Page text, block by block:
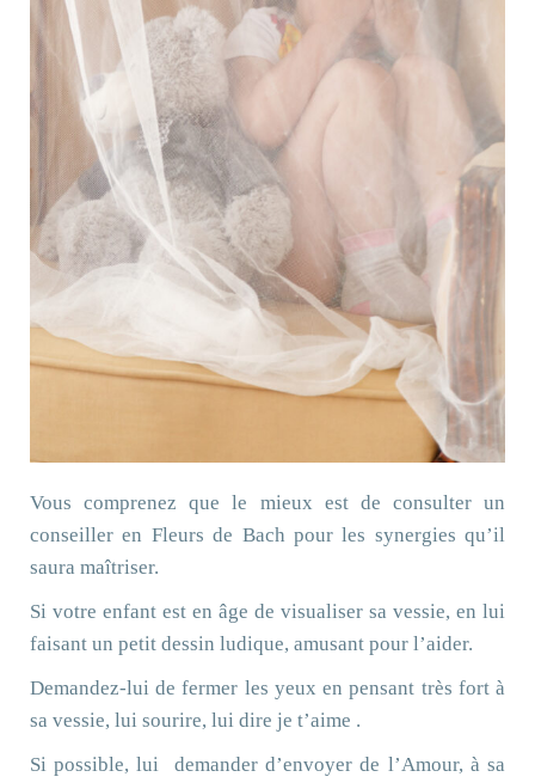
Vous comprenez que le mieux est de consulter un
conseiller en Fleurs de Bach pour les synergies qu’il
saura maîtriser.
Si votre enfant est en âge de visualiser sa vessie, en lui
faisant un petit dessin ludique, amusant pour l’aider.
Demandez-lui de fermer les yeux en pensant très fort à
sa vessie, lui sourire, lui dire je t’aime .
Si possible, lui
demander d’envoyer de l’Amour, à sa